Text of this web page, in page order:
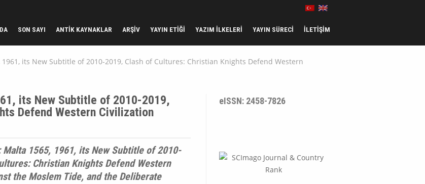
SON SAYI ANTIK KAYNAKLAR ARŞIV YAYIN ETIĞI YAZIM İLKELERI YAYIN SÜRECI İLETIŞIM
1961, its New Subtitle of 2010-2019, Clash of Cultures: Christian Knights Defend Western
its New Subtitle of 2010-2019,
Defend Western Civilization
Malta 1565, 1961, its New Subtitle of 2010-
Christian Knights Defend Western
the Moslem Tide, and the Deliberate
eISSN: 2458-7826